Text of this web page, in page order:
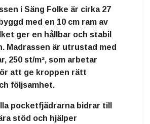
i Säng Folke är cirka 27
med en 10 cm ram av
ger en hållbar och stabil
Madrassen är utrustad med
250 st/m², som arbetar
att ge kroppen rätt
följsamhet.
pocketfjädrarna bidrar till
stöd och hjälper